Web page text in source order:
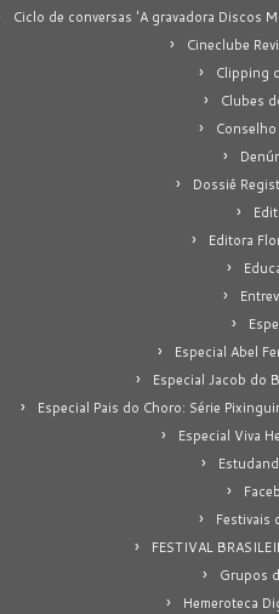
Ciclo de conversas 'A gravadora Discos
Cineclube
Clipping
Clubes
Dossiê
Editora
Especial Abel
Especial Jacob do
Especial Pais do Choro: Série
Especial Viva
Festivais
FESTIVAL
Grupos
Hemeroteca